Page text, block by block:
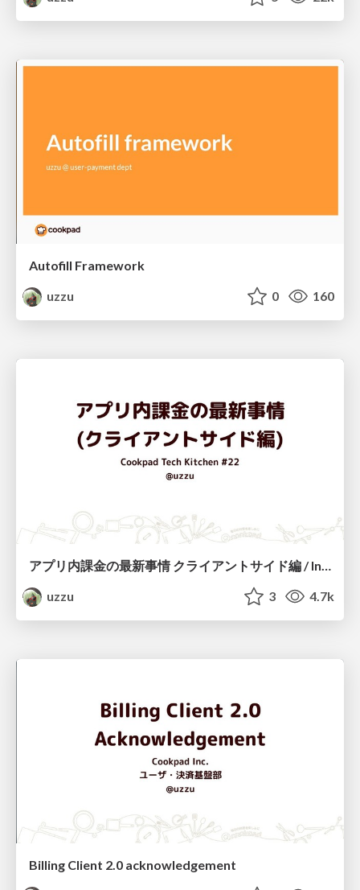
Autofill Framework
uzzu
0 160
アプリ内課金の最新事情 クライアントサイド編 / In-app Purchase in Cookpad 2019
uzzu
3 4.7k
Billing Client 2.0 acknowledgement